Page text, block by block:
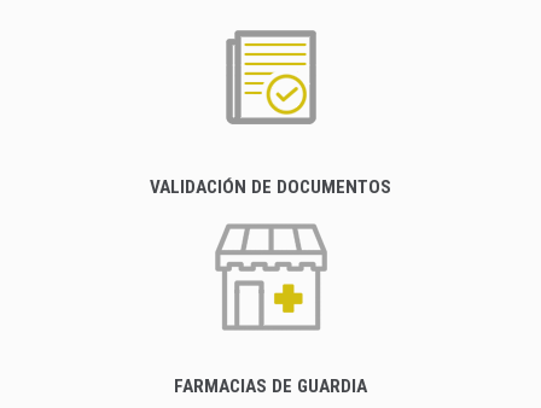
VALIDACIÓN DE DOCUMENTOS
FARMACIAS DE GUARDIA